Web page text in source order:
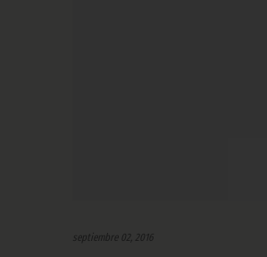
septiembre 02, 2016